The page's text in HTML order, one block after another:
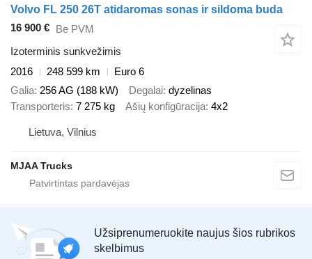
Volvo FL 250 26T atidaromas sonas ir sildoma buda
16 900 € Be PVM
Izoterminis sunkvežimis
2016
248 599 km
Euro 6
Galia 256 AG (188 kW) Degalai dyzelinas
Transporteris 7 275 kg Ašių konfigūracija 4x2
Lietuva, Vilnius
MJAA Trucks
Užsiprenumeruokite naujus šios rubrikos
skelbimus